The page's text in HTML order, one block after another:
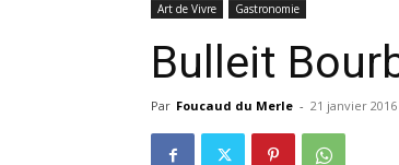
Art de Vivre Gastronomie
Bulleit
Par Foucaud du Merle - 21 janvier 2016